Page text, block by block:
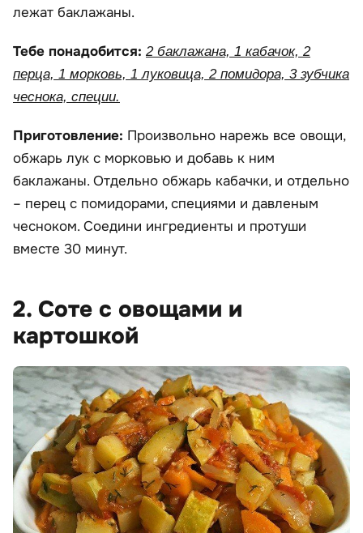
лежат баклажаны.
Тебе понадобится: 2 баклажана, 1 кабачок, 2
перца, 1 морковь, 1 луковица, 2 помидора, 3 зубчика
чеснока, специи.
Приготовление: Произвольно нарежь все овощи,
обжарь лук с морковью и добавь к ним
баклажаны. Отдельно обжарь кабачки, и отдельно
– перец с помидорами, специями и давленым
чесноком. Соедини ингредиенты и протуши
вместе 30 минут.
2. Соте с овощами и
картошкой